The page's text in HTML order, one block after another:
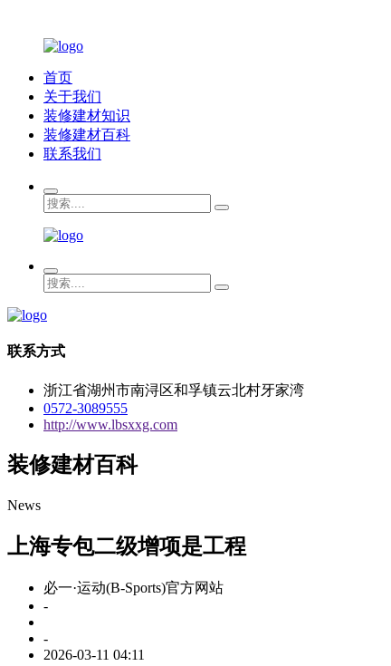
首页
关于我们
装修建材知识
装修建材百科
联系我们
联系方式
浙江省湖州市南浔区和孚镇云北村牙家湾
0572-3089555
http://www.lbsxxg.com
装修建材百科
News
上海专包二级增项是工程
必一·运动(B-Sports)官方网站
-
-
2026-03-11 04:11